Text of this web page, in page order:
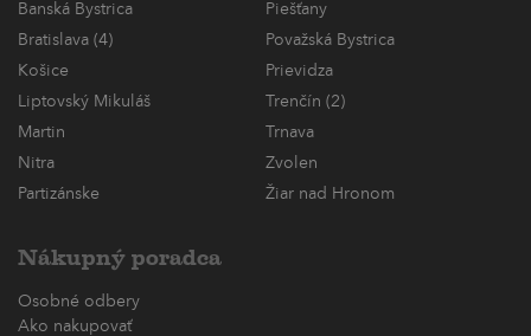
Banská Bystrica
Piešťany
Bratislava (4)
Považská Bystrica
Košice
Prievidza
Liptovský Mikuláš
Trenčín (2)
Martin
Trnava
Nitra
Zvolen
Partizánske
Žiar nad Hronom
Nákupný poradca
Osobné odbery
Ako nakupovať